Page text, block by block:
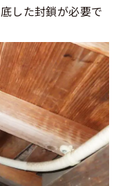
した封鎖が必要で